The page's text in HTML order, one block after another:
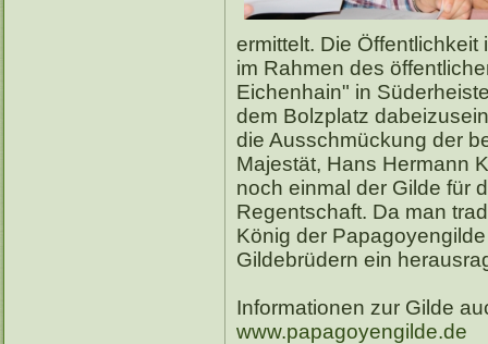
ermittelt. Die
im Rahmen des
Eichenhain" in
dem Bolzplatz
die Ausschmückung der
Majestät, Hans Hermann
noch einmal der Gilde für
Regentschaft. Da man
König der
Gildebrüdern ein
Informationen zur Gilde
www.papagoyengilde.de